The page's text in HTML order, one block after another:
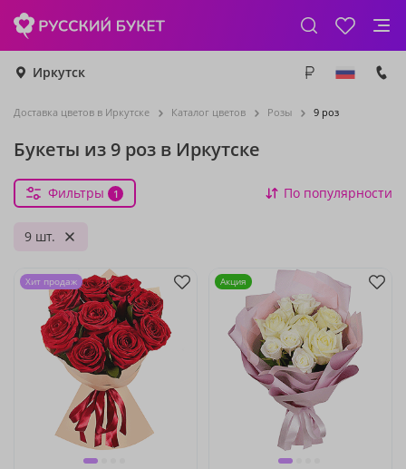
Иркутск
Доставка цветов в Иркутске Каталог цветов Розы 9 роз
Букеты из 9 роз в Иркутске
Фильтры 1 По популярности
9 шт.
Хит продаж Акция